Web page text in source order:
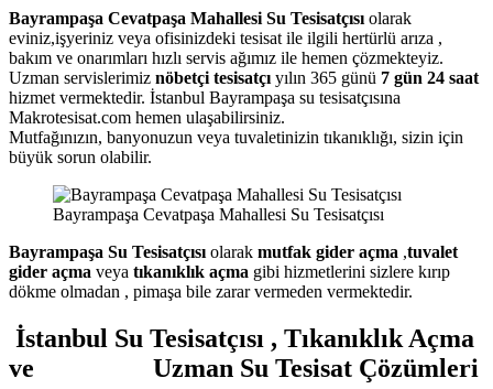
Bayrampaşa Cevatpaşa Mahallesi Su Tesisatçısı olarak
eviniz,işyeriniz veya ofisinizdeki tesisat ile ilgili hertürlü arıza ,
bakım ve onarımları hızlı servis ağımız ile hemen çözmekteyiz.
Uzman servislerimiz nöbetçi tesisatçı yılın 365 günü 7 gün 24 saat
hizmet vermektedir. İstanbul Bayrampaşa su tesisatçısına
Makrotesisat.com hemen ulaşabilirsiniz.
Mutfağınızın, banyonuzun veya tuvaletinizin tıkanıklığı, sizin için
büyük sorun olabilir.
Bayrampaşa Cevatpaşa Mahallesi Su Tesisatçısı
Bayrampaşa Su Tesisatçısı olarak mutfak gider açma ,tuvalet
gider açma veya tıkanıklık açma gibi hizmetlerini sizlere kırıp
dökme olmadan , pimaşa bile zarar vermeden vermektedir.
İstanbul Su Tesisatçısı , Tıkanıklık Açma
ve Uzman Su Tesisat Çözümleri